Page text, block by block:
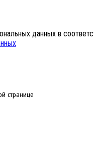
данных в
странице